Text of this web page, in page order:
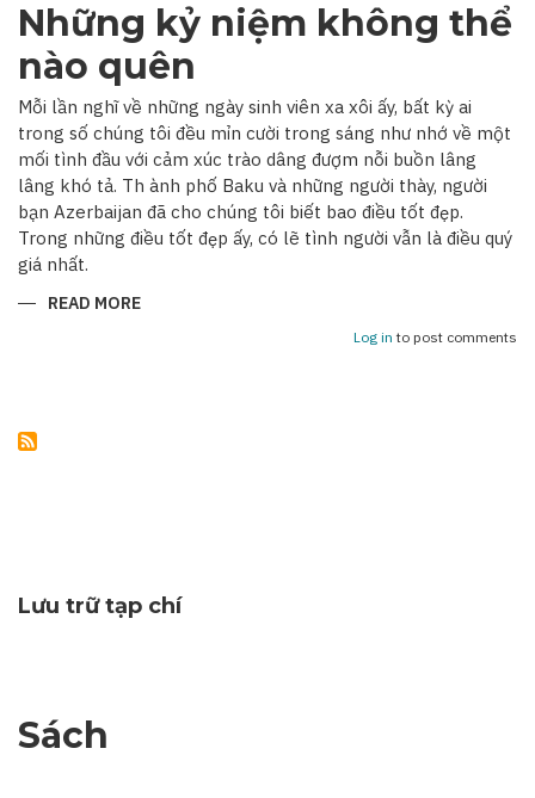
VIỆT
NAM
ĐANG
TRÊN
ĐÀ
PHÁT
TRIỂN”
Những kỷ niệm không thể
nào quên
Mỗi lần nghĩ về những ngày sinh viên xa xôi ấy, bất kỳ ai
trong số chúng tôi đều mỉn cười trong sáng như nhớ về một
mối tình đầu với cảm xúc trào dâng đượm nỗi buồn lâng
lâng khó tả. Th ành phố Baku và những người thày, người
bạn Azerbaijan đã cho chúng tôi biết bao điều tốt đẹp.
Trong những điều tốt đẹp ấy, có lẽ tình người vẫn là điều quý
giá nhất.
READ MORE
Log in to post comments
Lưu trữ tạp chí
Sách